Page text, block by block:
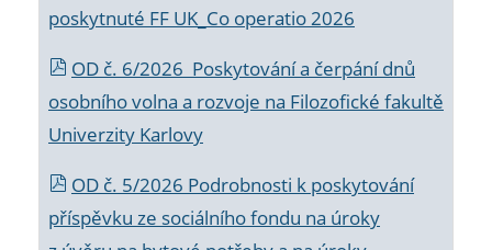
poskytnuté FF UK_Co operatio 2026
OD č. 6/2026 Poskytování a čerpání dnů
osobního volna a rozvoje na Filozofické fakultě
Univerzity Karlovy
OD č. 5/2026 Podrobnosti k poskytování
příspěvku ze sociálního fondu na úroky